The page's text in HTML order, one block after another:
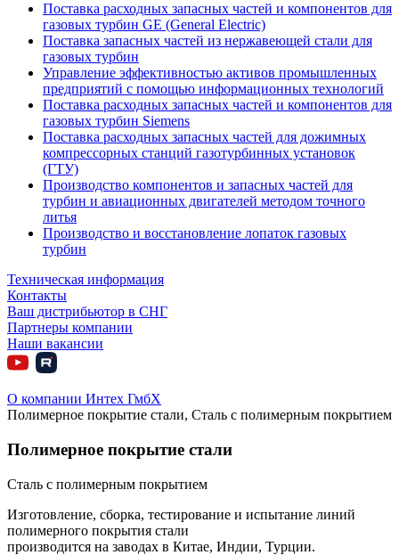
Поставка расходных запасных частей и компонентов для
газовых турбин GE (General Electric)
Поставка запасных частей из нержавеющей стали для
газовых турбин
Управление эффективностью активов промышленных
предприятий с помощью информационных технологий
Поставка расходных запасных частей и компонентов для
газовых турбин Siemens
Поставка расходных запасных частей для дожимных
компрессорных станций газотурбинных установок
(ГТУ)
Производство компонентов и запасных частей для
турбин и авиационных двигателей методом точного
литья
Производство и восстановление лопаток газовых
турбин
Техническая информация
Контакты
Ваш дистрибьютор в СНГ
Партнеры компании
Наши вакансии
О компании Интех ГмбХ
Полимерное покрытие стали, Сталь с полимерным покрытием
Полимерное покрытие стали
Сталь с полимерным покрытием
Изготовление, сборка, тестирование и испытание линий
полимерного покрытия стали
производится на заводах в Китае, Индии, Турции.